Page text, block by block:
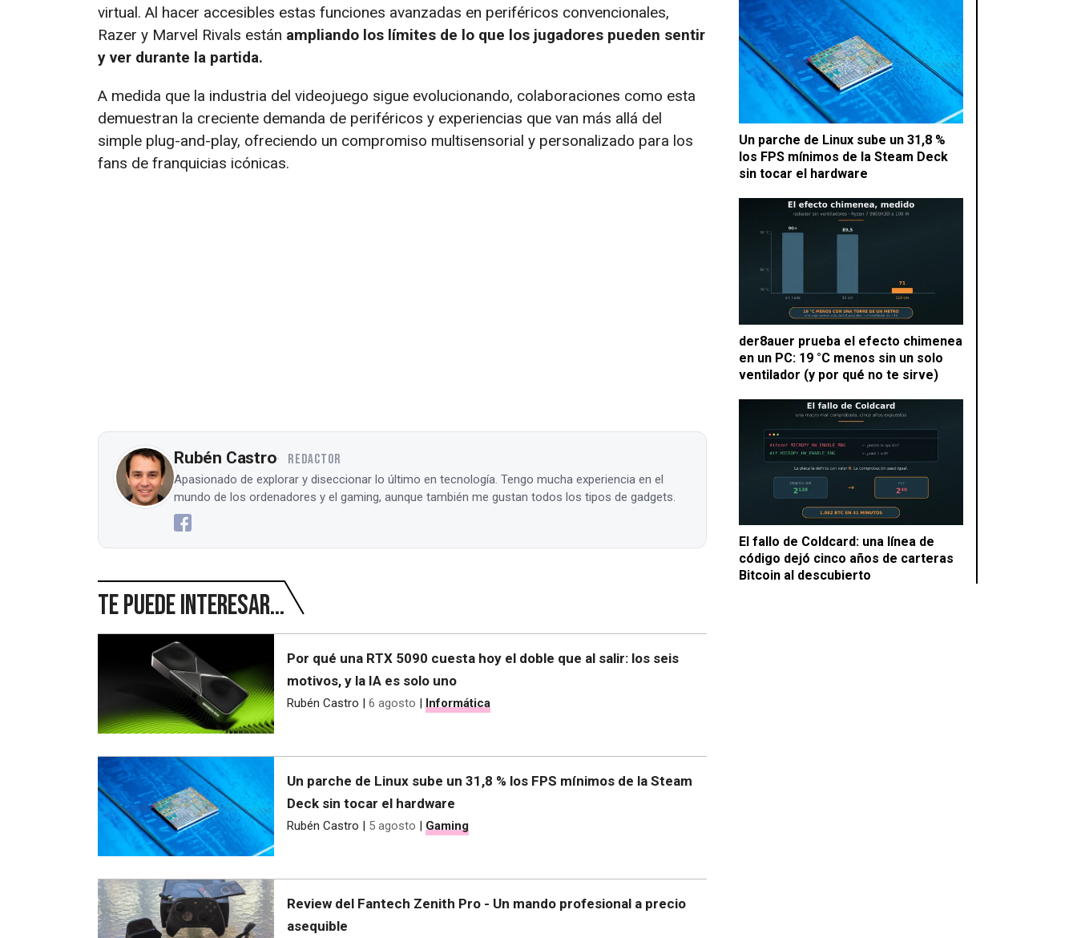
Un parche de Linux sube un 31,8 %
los FPS mínimos de la Steam Deck
sin tocar el hardware
der8auer prueba el efecto chimenea
en un PC: 19 °C menos sin un solo
ventilador (y por qué no te sirve)
El fallo de Coldcard: una línea de
código dejó cinco años de carteras
Bitcoin al descubierto
virtual. Al hacer accesibles estas funciones avanzadas en periféricos convencionales,
Razer y Marvel Rivals están ampliando los límites de lo que los jugadores pueden sentir
y ver durante la partida.
A medida que la industria del videojuego sigue evolucionando, colaboraciones como esta
demuestran la creciente demanda de periféricos y experiencias que van más allá del
simple plug-and-play, ofreciendo un compromiso multisensorial y personalizado para los
fans de franquicias icónicas.
Rubén Castro REDACTOR
Apasionado de explorar y diseccionar lo último en tecnología. Tengo mucha experiencia en el
mundo de los ordenadores y el gaming, aunque también me gustan todos los tipos de gadgets.
Te puede interesar...
Por qué una RTX 5090 cuesta hoy el doble que al salir: los seis
motivos, y la IA es solo uno
Rubén Castro | 6 agosto | Informática
Un parche de Linux sube un 31,8 % los FPS mínimos de la Steam
Deck sin tocar el hardware
Rubén Castro | 5 agosto | Gaming
Review del Fantech Zenith Pro - Un mando profesional a precio
asequible